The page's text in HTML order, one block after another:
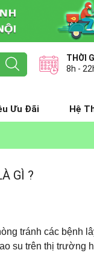
THỜI
8h -
Ưu Đãi Hệ
GÌ ?
tránh các bệnh
su trên thị trường